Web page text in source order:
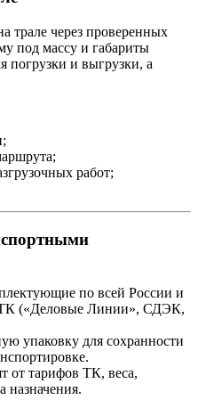
трале через проверенных
под массу и габариты
погрузки и выгрузки, а
работ;
по всей России и
ТК («Деловые Линии», СДЭК,
упаковку для сохранности
от тарифов ТК, веса,
назначения.